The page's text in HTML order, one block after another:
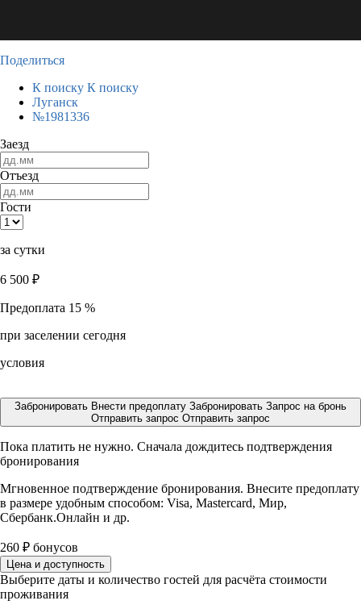
Поделиться
К поиску К поиску
Луганск
№1981336
Заезд
Отъезд
Гости
за сутки
6 500 ₽
Предоплата 15 %
при заселении сегодня
условия
Забронировать Внести предоплату Забронировать Запрос на бронь
Отправить запрос Отправить запрос
Пока платить не нужно. Сначала дождитесь подтверждения
бронирования
Мгновенное подтверждение бронирования. Внесите предоплату
в размере удобным способом: Visa, Mastercard, Мир,
Сбербанк.Онлайн и др.
260 ₽ бонусов
Цена и доступность
Выберите даты и количество гостей для расчёта стоимости
проживания